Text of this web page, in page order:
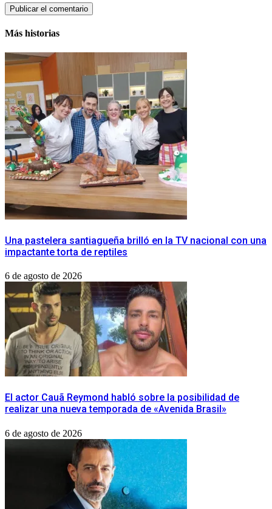
Más historias
Una pastelera santiagueña brilló en la TV nacional con una
impactante torta de reptiles
6 de agosto de 2026
El actor Cauã Reymond habló sobre la posibilidad de
realizar una nueva temporada de «Avenida Brasil»
6 de agosto de 2026